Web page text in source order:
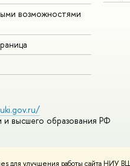
для улучшения работы сайта НИУ
возможностями
высшего образования РФ